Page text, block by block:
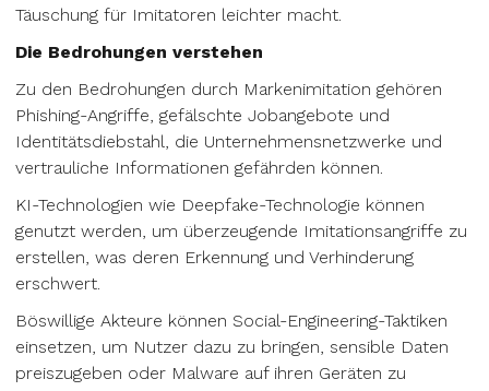
Täuschung für Imitatoren leichter macht.
Die Bedrohungen verstehen
Zu den Bedrohungen durch Markenimitation gehören
Phishing-Angriffe, gefälschte Jobangebote und
Identitätsdiebstahl, die Unternehmensnetzwerke und
vertrauliche Informationen gefährden können.
KI-Technologien wie Deepfake-Technologie können
genutzt werden, um überzeugende Imitationsangriffe zu
erstellen, was deren Erkennung und Verhinderung
erschwert.
Böswillige Akteure können Social-Engineering-Taktiken
einsetzen, um Nutzer dazu zu bringen, sensible Daten
preiszugeben oder Malware auf ihren Geräten zu